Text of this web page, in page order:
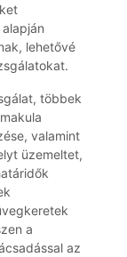
lehetővé
többek
valamint
üzemeltet,
a
az